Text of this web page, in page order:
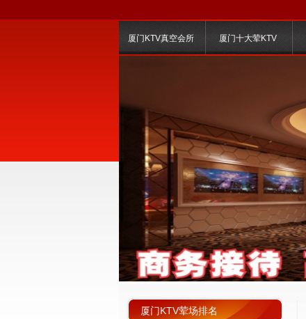
厦门KTV真空会所 厦门十大荤KTV
厦门KTV荤场排名